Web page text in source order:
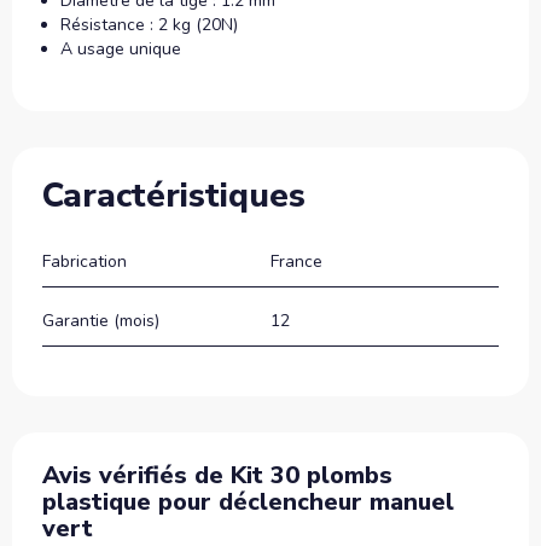
Résistance : 2 kg (20N)
A usage unique
Caractéristiques
Fabrication France
Garantie (mois) 12
Avis vérifiés de Kit 30 plombs
plastique pour déclencheur manuel
vert